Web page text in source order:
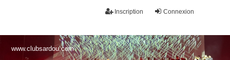
Connexion
Inscription
www.clubsardou.com